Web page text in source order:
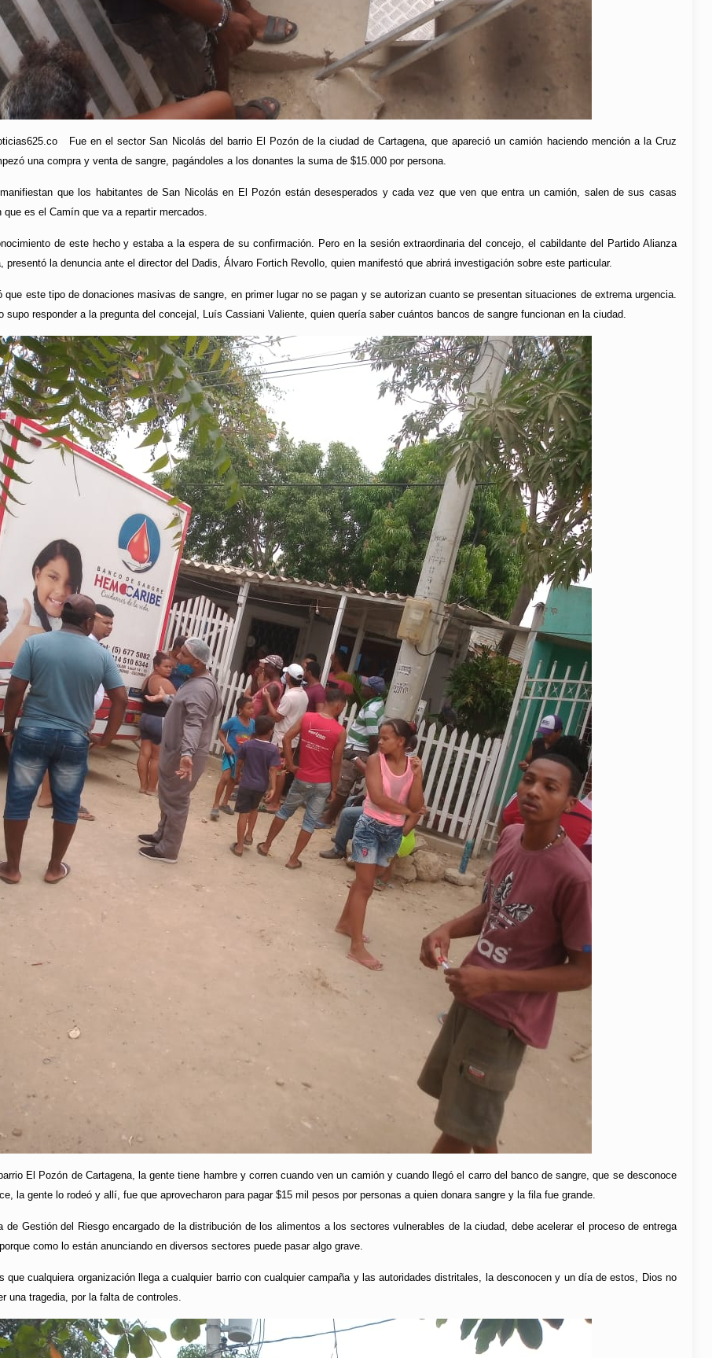
Fue en el sector San Nicolás del barrio El Pozón de la ciudad de Cartagena, que apareció un camión haciendo mención a la Cruz
una compra y venta de sangre, pagándoles a los donantes la suma de $15.000 por persona.
que los habitantes de San Nicolás en El Pozón están desesperados y cada vez que ven que entra un camión, salen de sus casas
que es el Camín que va a repartir mercados.
de este hecho y estaba a la espera de su confirmación. Pero en la sesión extraordinaria del concejo, el cabildante del Partido Alianza
presentó la denuncia ante el director del Dadis, Álvaro Fortich Revollo, quien manifestó que abrirá investigación sobre este particular.
que este tipo de donaciones masivas de sangre, en primer lugar no se pagan y se autorizan cuanto se presentan situaciones de extrema urgencia.
supo responder a la pregunta del concejal, Luís Cassiani Valiente, quien quería saber cuántos bancos de sangre funcionan en la ciudad.
El Pozón de Cartagena, la gente tiene hambre y corren cuando ven un camión y cuando llegó el carro del banco de sangre, que se desconoce
la gente lo rodeó y allí, fue que aprovecharon para pagar $15 mil pesos por personas a quien donara sangre y la fila fue grande.
de Gestión del Riesgo encargado de la distribución de los alimentos a los sectores vulnerables de la ciudad, debe acelerar el proceso de entrega
como lo están anunciando en diversos sectores puede pasar algo grave.
que cualquiera organización llega a cualquier barrio con cualquier campaña y las autoridades distritales, la desconocen y un día de estos, Dios no
una tragedia, por la falta de controles.